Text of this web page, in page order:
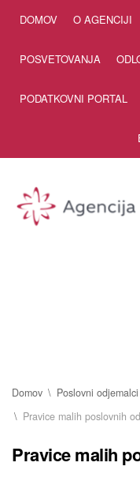
DOMOV O AGENCIJI
POSVETOVANJA
PODATKOVNI PORTAL
Domov Poslovni odjemalci
Pravice malih poslovnih
Pravice malih